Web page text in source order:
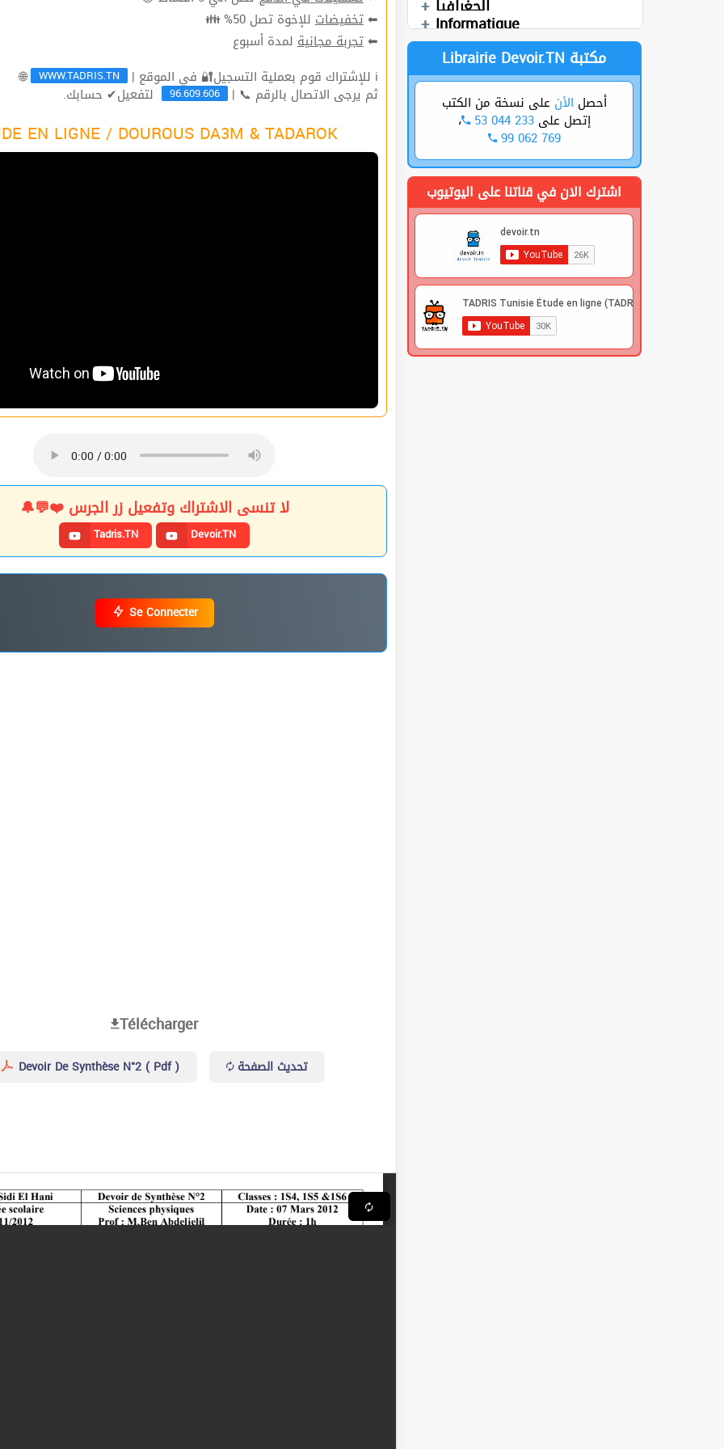
⬅تخفيضاتللإخوة تصل 50% 👪
⬅تجربة مجانيةلمدة أسبوع
ℹ للإشتراك قوم بعملية التسجيل🔐 في الموقع |
WWW.TADRIS.TN
🌐
ثم يرجى الاتصال بالرقم 📞 | 96.609.606 لتفعيل✔ حسابك.
EN LIGNE / DOUROUS DA3M & TADAROK
لا تنسى الاشتراك وتفعيل زر الجرس ❤️💬🔔
Tadris.TN Devoir.TN
Se Connecter
Télécharger
Devoir De Synthèse N°2 ( Pdf ) تحديث الصفحة
الجغرافيا
العربية
Technologie
Informatique
Devoirs
Librairie Devoir.TN مكتبة
أحصل الأن على نسخة من الكتب
إتصل على53 044 233 ،
99 062 769
اشترك الان في قناتنا على اليوتيوب